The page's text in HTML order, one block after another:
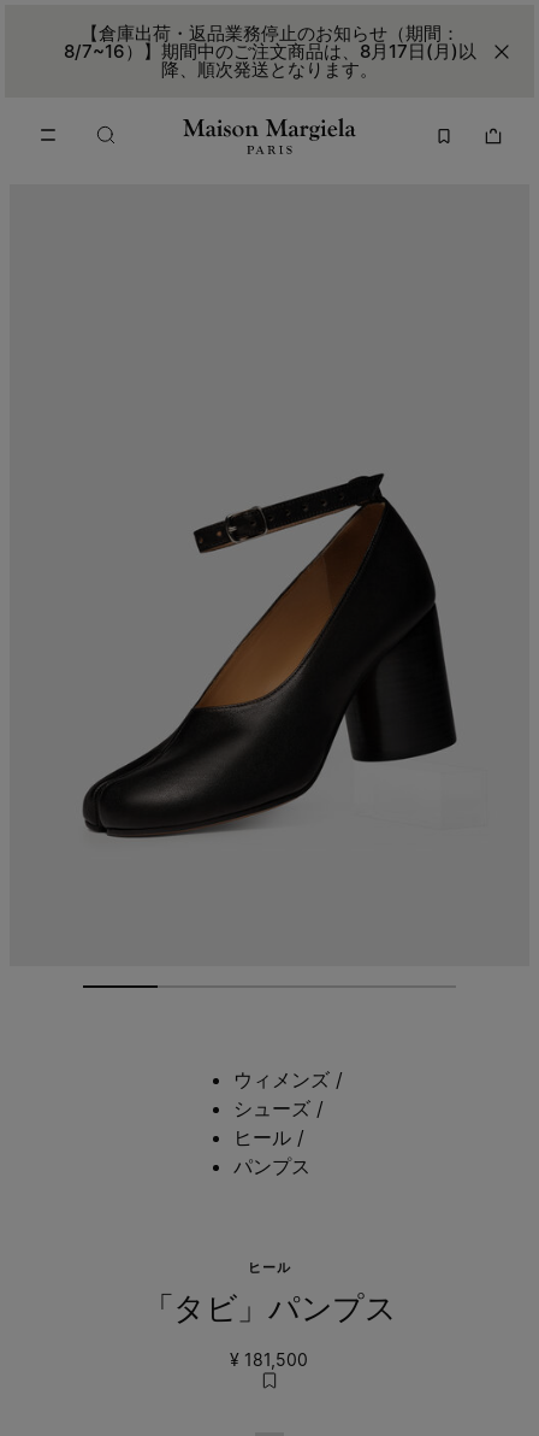
【倉庫出荷・返品業務停止のお知らせ（期間：
8/7~16）】期間中のご注文商品は、8月17日(月)以
降、順次発送となります。
ウィメンズ /
シューズ /
ヒール /
パンプス
ヒール
「タビ」パンプス
¥ 181,500